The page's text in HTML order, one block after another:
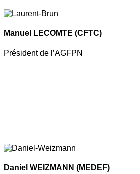
Manuel LECOMTE (CFTC)
Président de l’AGFPN
Daniel WEIZMANN (MEDEF)